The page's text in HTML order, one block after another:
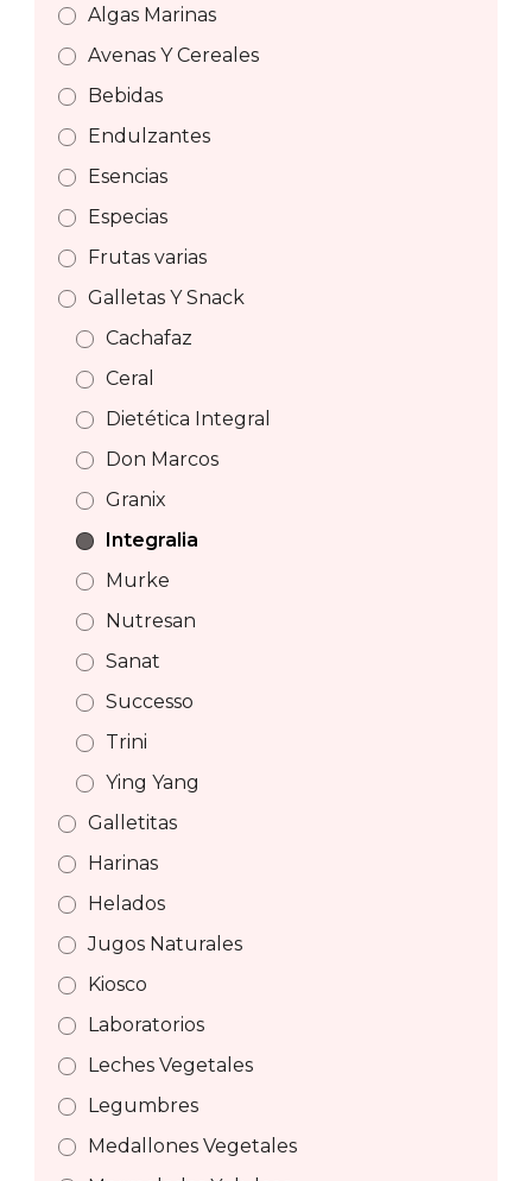
Algas Marinas
Avenas Y Cereales
Bebidas
Endulzantes
Esencias
Especias
Frutas varias
Galletas Y Snack
Cachafaz
Ceral
Dietética Integral
Don Marcos
Granix
Integralia
Murke
Nutresan
Sanat
Successo
Trini
Ying Yang
Galletitas
Harinas
Helados
Jugos Naturales
Kiosco
Laboratorios
Leches Vegetales
Legumbres
Medallones Vegetales